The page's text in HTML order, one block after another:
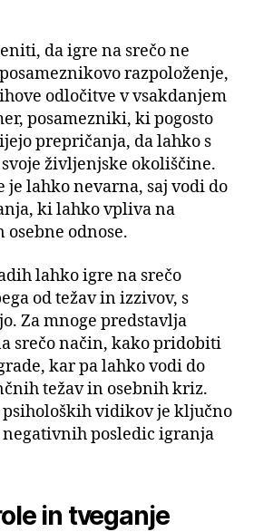
da igre na srečo ne
razpoloženje,
odločitve v vsakdanjem
posamezniki, ki pogosto
prepričanja, da lahko s
življenjske okoliščine.
lahko nevarna, saj vodi do
ki lahko vpliva na
odnose.
lahko igre na srečo
od težav in izzivov, s
Za mnoge predstavlja
srečo način, kako pridobiti
kar pa lahko vodi do
težav in osebnih kriz.
psiholoških vidikov je ključno
posledic igranja
in tveganje